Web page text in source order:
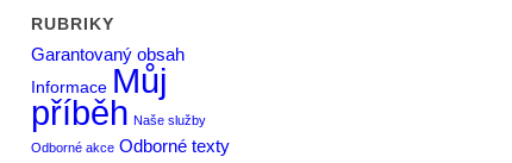
RUBRIKY
Garantovaný obsah
Informace Můj
příběh Naše služby
Odborné akce Odborné texty